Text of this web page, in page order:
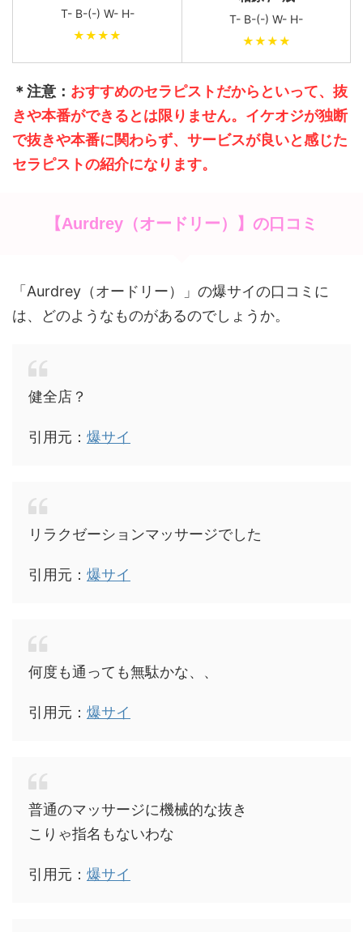
T- B-(-) W- H-
★★★★
T- B-(-) W- H-
★★★★
＊注意： おすすめのセラピストだからといって、抜
きや本番ができるとは限りません。イケオジが独断
で抜きや本番に関わらず、サービスが良いと感じた
セラピストの紹介になります。
【Aurdrey（オードリー）】の口コミ
「Aurdrey（オードリー）」の爆サイの口コミに
は、どのようなものがあるのでしょうか。
健全店？
引用元： 爆サイ
リラクゼーションマッサージでした
引用元： 爆サイ
何度も通っても無駄かな、、
引用元： 爆サイ
普通のマッサージに機械的な抜き
こりゃ指名もないわな
引用元： 爆サイ